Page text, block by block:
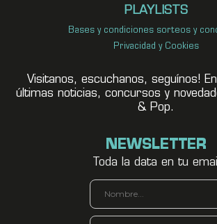
PLAYLISTS
Bases y condiciones sorteos y
Privacidad y Cookies
Visitanos, escuchanos, seguínos!
últimas noticias, concursos y
& Pop.
NEWSLETTER
Toda la data en tu email